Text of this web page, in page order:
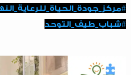
#شباب_طيف_التوحد